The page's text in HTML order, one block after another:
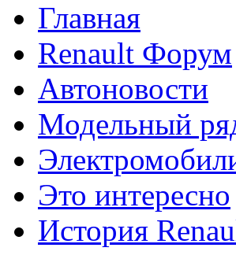
Главная
Renault Форум
Автоновости
Модельный
Это интересно
История